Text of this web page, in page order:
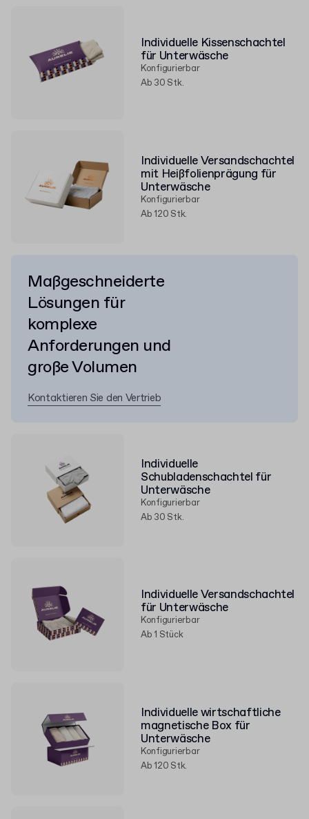
Individuelle Kissenschachtel
für Unterwäsche
Konfigurierbar
Ab 30 Stk.
Individuelle Versandschachtel
mit Heißfolienprägung für
Unterwäsche
Konfigurierbar
Ab 120 Stk.
Individuelle
Schubladenschachtel für
Unterwäsche
Konfigurierbar
Ab 30 Stk.
Individuelle Versandschachtel
für Unterwäsche
Konfigurierbar
Ab 1 Stück
Individuelle wirtschaftliche
magnetische Box für
Unterwäsche
Konfigurierbar
Ab 120 Stk.
Maßgeschneiderte
Lösungen für
komplexe
Anforderungen und
große Volumen
Kontaktieren Sie den Vertrieb